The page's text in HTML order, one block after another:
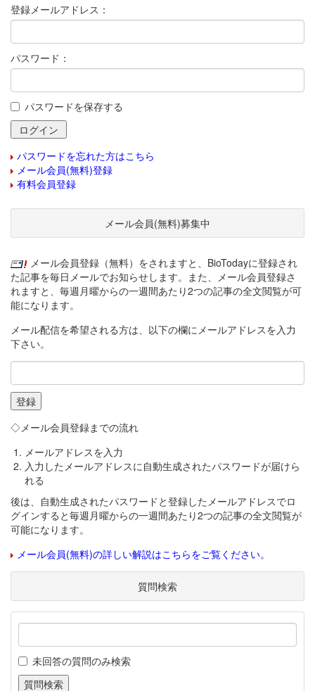
登録メールアドレス：
パスワード：
パスワードを保存する
パスワードを忘れた方はこちら
メール会員(無料)登録
有料会員登録
メール会員(無料)募集中
メール会員登録（無料）をされますと、BioTodayに登録され
た記事を毎日メールでお知らせします。また、メール会員登録さ
れますと、毎週月曜からの一週間あたり2つの記事の全文閲覧が可
能になります。
メール配信を希望される方は、以下の欄にメールアドレスを入力
下さい。
◇メール会員登録までの流れ
メールアドレスを入力
入力したメールアドレスに自動生成されたパスワードが届けら
れる
後は、自動生成されたパスワードと登録したメールアドレスでロ
グインすると毎週月曜からの一週間あたり2つの記事の全文閲覧が
可能になります。
メール会員(無料)の詳しい解説はこちらをご覧ください。
質問検索
未回答の質問のみ検索